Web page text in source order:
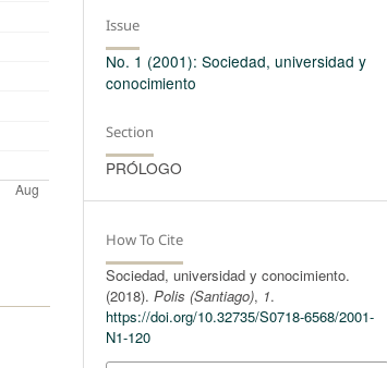
Issue
No. 1 (2001): Sociedad, universidad y
conocimiento
Section
PRÓLOGO
How To Cite
Sociedad, universidad y conocimiento.
(2018).Polis (Santiago), 1.
https://doi.org/10.32735/S0718-6568/2001-
N1-120